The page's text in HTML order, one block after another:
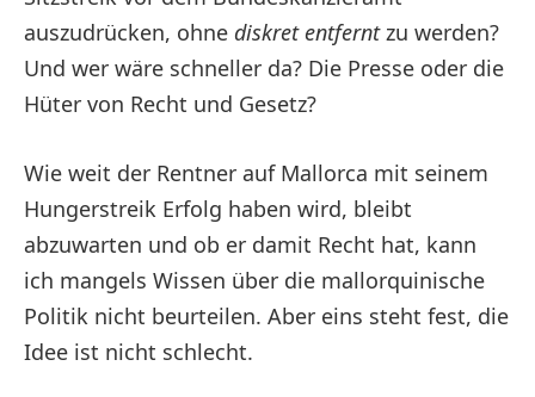
auszudrücken, ohne diskret entferntzu werden?
Und wer wäre schneller da? Die Presse oder die
Hüter von Recht und Gesetz?
Wie weit der Rentner auf Mallorca mit seinem
Hungerstreik Erfolg haben wird, bleibt
abzuwarten und ob er damit Recht hat, kann
ich mangels Wissen über die mallorquinische
Politik nicht beurteilen. Aber eins steht fest, die
Idee ist nicht schlecht.